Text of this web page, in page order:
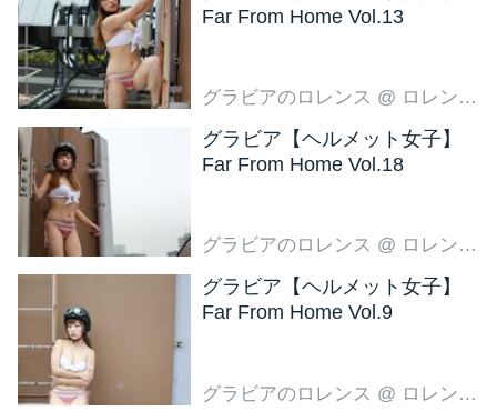
Far From Home Vol.13
グラビアのロレンス @ ロレンス編集部
グラビア【ヘルメット女子】
Far From Home Vol.18
グラビアのロレンス @ ロレンス編集部
グラビア【ヘルメット女子】
Far From Home Vol.9
グラビアのロレンス @ ロレンス編集部